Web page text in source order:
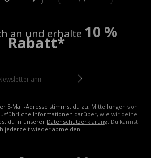
an und erhalte 10 %
Rabatt*
E-Mail-Adresse stimmst du zu, Mitteilungen von
Informationen darüber, wie wir deine
du in unserer Datenschutzerklärung. Du kannst
jederzeit wieder abmelden.